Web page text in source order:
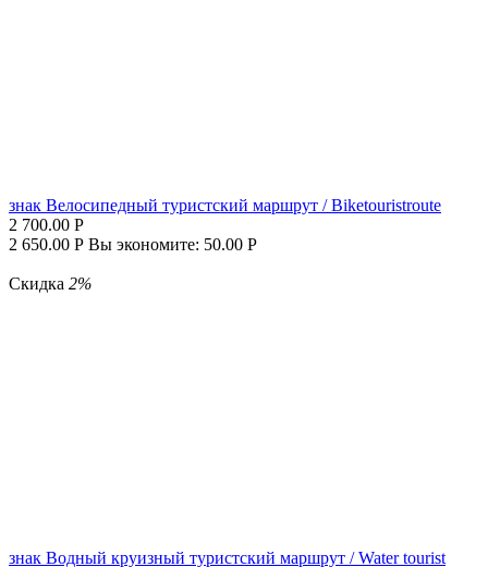
знак Велосипед­ный турист­ский маршрут / Biketouristroute
2 700.00 Р
2 650.00 Р Вы экономите: 50.00 Р
Скидка 2%
знак Водный кру­изный туристский маршрут / Water tourist